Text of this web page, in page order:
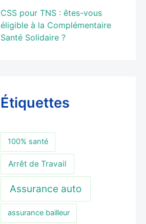
CSS pour TNS : êtes-vous
éligible à la Complémentaire
Santé Solidaire ?
Étiquettes
100% santé
Arrêt de Travail
Assurance auto
assurance bailleur